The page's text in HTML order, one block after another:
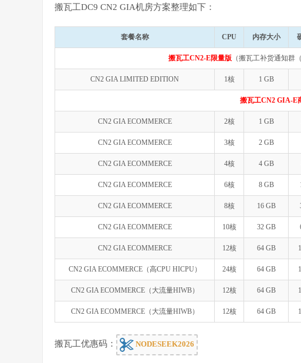
搬瓦工DC9 CN2 GIA机房方案整理如下：
套餐名称 CPU 内存大小
搬瓦工CN2-E限量版 （搬瓦工补货通知群
CN2 GIA LIMITED EDITION 1核 1 GB
搬瓦工CN2 GIA-E
CN2 GIA ECOMMERCE 2核 1 GB
CN2 GIA ECOMMERCE 3核 2 GB
CN2 GIA ECOMMERCE 4核 4 GB
CN2 GIA ECOMMERCE 6核 8 GB
CN2 GIA ECOMMERCE 8核 16 GB
CN2 GIA ECOMMERCE 10核 32 GB
CN2 GIA ECOMMERCE 12核 64 GB
CN2 GIA ECOMMERCE（高CPU HICPU） 24核 64 GB
CN2 GIA ECOMMERCE（大流量HIWB） 12核 64 GB
CN2 GIA ECOMMERCE（大流量HIWB） 12核 64 GB
搬瓦工优惠码： NODESEEK2026